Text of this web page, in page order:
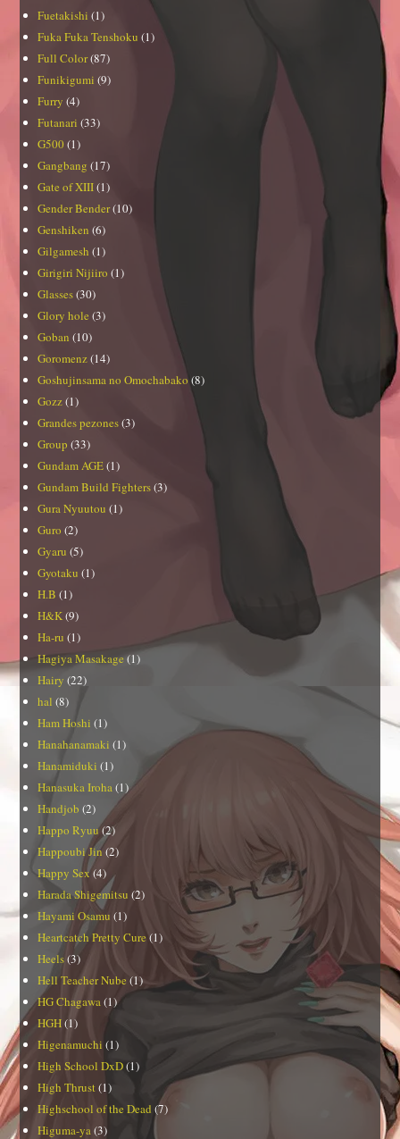
Fuetakishi (1)
Fuka Fuka Tenshoku (1)
Full Color(87)
Funikigumi (9)
Furry (4)
Futanari (33)
G500 (1)
Gangbang (17)
Gate of XIII(1)
Gender Bender(10)
Genshiken (6)
Gilgamesh (1)
Girigiri Nijiiro (1)
Glasses(30)
Glory hole (3)
Goban (10)
Goromenz(14)
Goshujinsama no Omochabako(8)
Gozz(1)
Grandes pezones(3)
Group (33)
Gundam AGE(1)
Gundam Build Fighters(3)
Gura Nyuutou (1)
Guro (2)
Gyaru (5)
Gyotaku (1)
H.B (1)
H&K(9)
Ha-ru (1)
Hagiya Masakage(1)
Hairy (22)
hal (8)
Ham Hoshi (1)
Hanahanamaki (1)
Hanamiduki (1)
Hanasuka Iroha(1)
Handjob (2)
Happo Ryuu(2)
Happoubi Jin(2)
Happy Sex(4)
Harada Shigemitsu (2)
Hayami Osamu (1)
Heartcatch Pretty Cure(1)
Heels(3)
Hell Teacher Nube (1)
HG Chagawa(1)
HGH(1)
Higenamuchi (1)
High School DxD(1)
High Thrust(1)
Highschool of the Dead (7)
Higuma-ya(3)